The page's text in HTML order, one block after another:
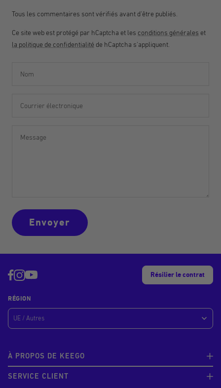
Tous les commentaires sont vérifiés avant d'être publiés.
Ce site web est protégé par hCaptcha et les conditions générales et
la politique de confidentialité de hCaptcha s'appliquent.
Nom
Courrier électronique
Message
Envoyer
À PROPOS DE KEEGO
SERVICE CLIENT
Résilier le contrat
RÉGION